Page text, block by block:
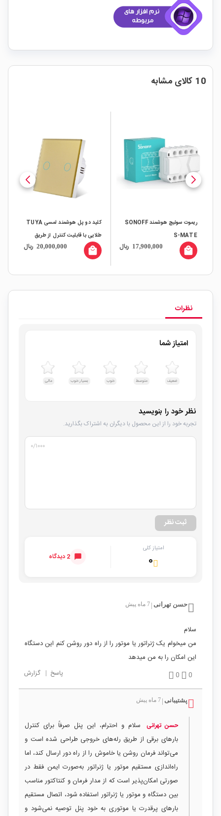
10 کالای مشابه
ریموت سوئیچ هوشمند SONOFF
S-MATE
17,900,000 ریال local_mall
کلید دو پل هوشمند لمسی TUYA
طلایی با قابلیت کنترل از طریق
WiFi و RF
20,000,000 ریال local_mall
نظرات
امتیاز شما
ضعیف متوسط خوب بسیار خوب عالی
نظر خود را بنویسید
تجربه خود را از این محصول با دیگران به اشتراک بگذارید.
۰/۱۰۰۰
ثبت نظر
امتیاز کلی
۰ 2 دیدگاه
حسن تهرانی | 7 ماه پیش
سلام
من میخوام یک ژنراتور یا موتور را از راه دور روشن کنم این دستگاه
این امکان را به من میدهد
0
0 پاسخ | گزارش
پشتیبانی | 7 ماه پیش
حسن تهرانی
سلام و احترام، این پنل صرفاً برای کنترل
بارهای برقی از طریق رله‌های خروجی طراحی شده است و
می‌تواند فرمان روشن یا خاموش را از راه دور ارسال کند، اما
راه‌اندازی مستقیم موتور یا ژنراتور به‌صورت ایمن فقط در
صورتی امکان‌پذیر است که از مدار فرمان و کنتاکتور مناسب
بین دستگاه و موتور یا ژنراتور استفاده شود، اتصال مستقیم
بارهای پرقدرت یا موتوری به خود پنل توصیه نمی‌شود و